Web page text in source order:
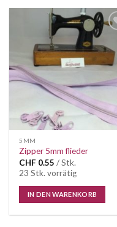
Auf die
5MM
Zipper 5mm flieder
CHF 0.55 / Stk.
23 Stk. vorrätig
IN DEN WARENKORB